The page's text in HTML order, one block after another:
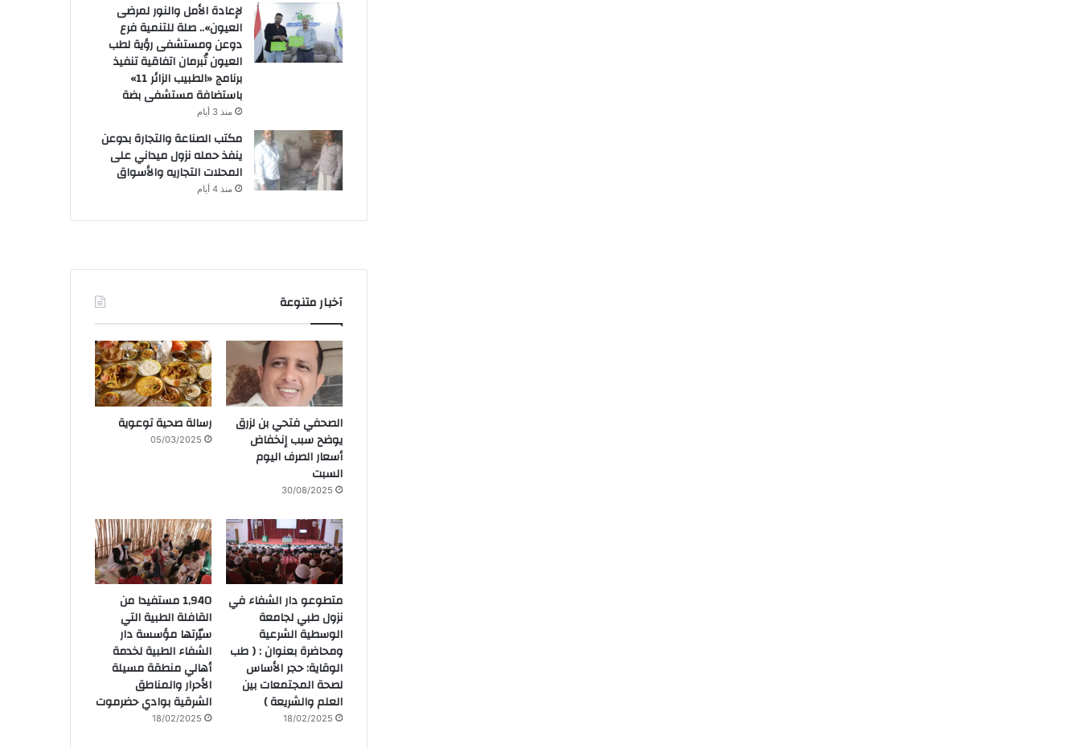
لإعادة الأمل والنور لمرضى
العيون».. صلة للتنمية فرع
دوعن ومستشفى رؤية لطب
العيون تُبرمان اتفاقية تنفيذ
برنامج «الطبيب الزائر 11»
باستضافة مستشفى بضة
منذ 3 أيام
مكتب الصناعة والتجارة بدوعن
ينفذ حمله نزول ميداني على
المحلات التجاريه والأسواق
منذ 4 أيام
آخبار متنوعة
الصحفي فتحي بن لزرق
يوضح سبب إنخفاض
أسعار الصرف اليوم
السبت
30/08/2025
رسالة صحية توعوية
05/03/2025
متطوعو دار الشفاء في
نزول طبي لجامعة
الوسطية الشرعية
ومحاضرة بعنوان : ( طب
الوقاية: حجر الأساس
لصحة المجتمعات بين
العلم والشريعة )
18/02/2025
1,940 مستفيدا من
القافلة الطبية التي
سيّرتها مؤسسة دار
الشفاء الطبية لخدمة
أهالي منطقة مسيلة
الأحرار والمناطق
الشرقية بوادي حضرموت
18/02/2025